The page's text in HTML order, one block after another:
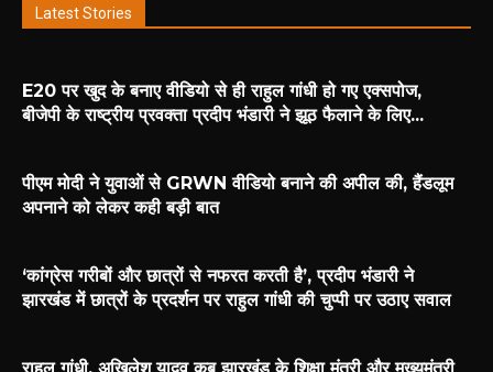
Latest Stories
E20 पर खुद के बनाए वीडियो से ही राहुल गांधी हो गए एक्सपोज,
बीजेपी के राष्ट्रीय प्रवक्ता प्रदीप भंडारी ने झूठ फैलाने के लिए...
पीएम मोदी ने युवाओं से GRWN वीडियो बनाने की अपील की, हैंडलूम
अपनाने को लेकर कही बड़ी बात
‘कांग्रेस गरीबों और छात्रों से नफरत करती है’, प्रदीप भंडारी ने
झारखंड में छात्रों के प्रदर्शन पर राहुल गांधी की चुप्पी पर उठाए सवाल